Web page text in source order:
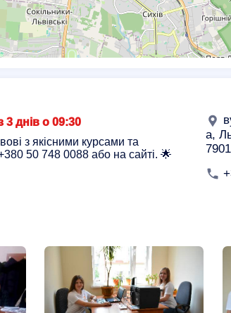
3 днів о 09:30
з якісними курсами та
50 748 0088 або на сайті. 🌟
а,